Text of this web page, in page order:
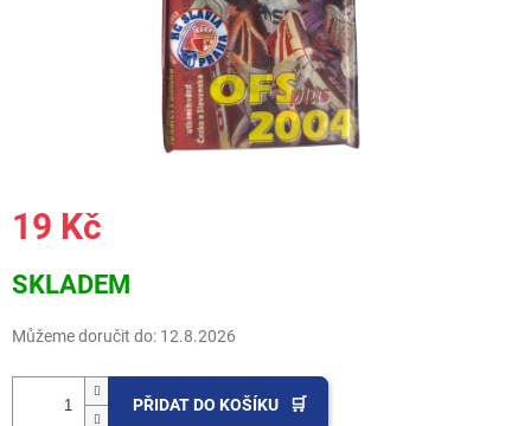
19 Kč
cena:
SKLADEM
Můžeme doručit do: 12.8.2026
PŘIDAT DO KOŠÍKU